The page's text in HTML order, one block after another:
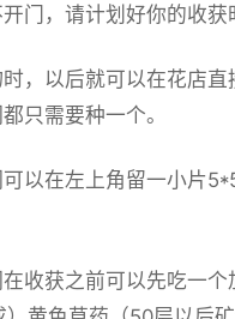
门，请计划好你的收获
，以后就可以在花店
只需要种一个。
以在左上角留一小片
收获之前可以先吃一